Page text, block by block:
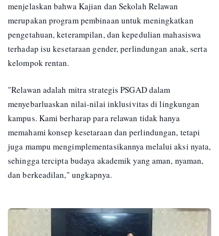
menjelaskan bahwa Kajian dan Sekolah Relawan
merupakan program pembinaan untuk meningkatkan
pengetahuan, keterampilan, dan kepedulian mahasiswa
terhadap isu kesetaraan gender, perlindungan anak, serta
kelompok rentan.
"Relawan adalah mitra strategis PSGAD dalam
menyebarluaskan nilai-nilai inklusivitas di lingkungan
kampus. Kami berharap para relawan tidak hanya
memahami konsep kesetaraan dan perlindungan, tetapi
juga mampu mengimplementasikannya melalui aksi nyata,
sehingga tercipta budaya akademik yang aman, nyaman,
dan berkeadilan," ungkapnya.